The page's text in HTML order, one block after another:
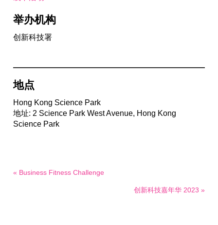
举办机构
创新科技署
地点
Hong Kong Science Park
地址: 2 Science Park West Avenue, Hong Kong
Science Park
« Business Fitness Challenge
创新科技嘉年华 2023 »